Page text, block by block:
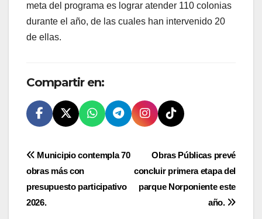
meta del programa es lograr atender 110 colonias
durante el año, de las cuales han intervenido 20
de ellas.
Compartir en:
Navegación
de
entradas
Obras Públicas prevé
concluir primera etapa del
parque Norponiente este
año.
Municipio contempla 70
obras más con
presupuesto participativo
2026.